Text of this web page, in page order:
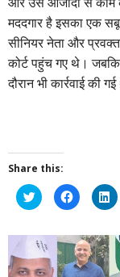
और उसे आजादी से काम
मददगार है इसका एक
सीनियर नेता और
कोर्ट पहुंच गए थे।
दौरान भी कार्रवाई की
Share this:
Click
to
share
Twitter
(Opens
in
new
window)
Click
to
share
Facebook
(Opens
in
new
window)
to